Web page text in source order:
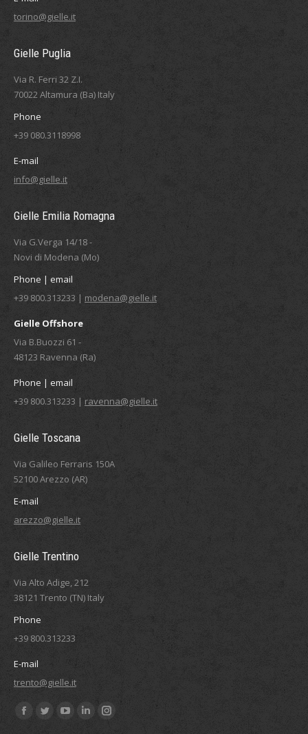
torino@gielle.it
Gielle Puglia
Via R. Ferri 32 Z.I.
70022 Altamura (Ba) Italy
Phone
+39 080.3118998
E-mail
info@gielle.it
Gielle Emilia Romagna
Via G.Verga 14/18 -
Novi di Modena (Mo)
Phone | email
+39 800.313233 | modena@gielle.it
Gielle Offshore
Via B.Buozzi 61 -
48123 Ravenna (Ra)
Phone | email
+39 800.313233 | ravenna@gielle.it
Gielle Toscana
Via Galileo Ferraris 150A
52100 Arezzo (AR)
E-mail
arezzo@gielle.it
Gielle Trentino
Via Alto Adige, 212
38121 Trento (TN) Italy
Phone
+39 800.313233
E-mail
trento@gielle.it
Find us on:
Facebook
Twitter YouTubeLinkedinInstagram